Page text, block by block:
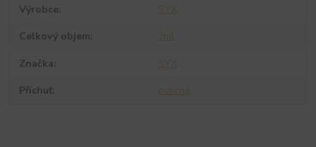
Výrobce SYX
Celkový objem 2ml
Značka SYX
Příchuť ovocné